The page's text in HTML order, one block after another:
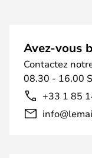
Avez-vous
Contactez
08.30 - 16.00
+33 1 85